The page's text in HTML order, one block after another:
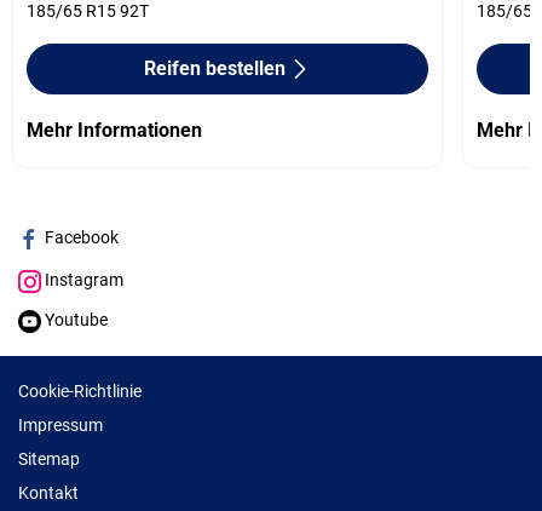
185/65 R15 92T
Reifen bestellen
Mehr Informationen
185/65
Mehr
Facebook
Instagram
Youtube
Cookie-Richtlinie
Impressum
Sitemap
Kontakt